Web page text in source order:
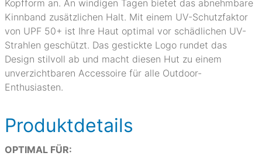
Kopfform an. An windigen Tagen bietet das abnehmbare
Kinnband zusätzlichen Halt. Mit einem UV-Schutzfaktor
von UPF 50+ ist Ihre Haut optimal vor schädlichen UV-
Strahlen geschützt. Das gestickte Logo rundet das
Design stilvoll ab und macht diesen Hut zu einem
unverzichtbaren Accessoire für alle Outdoor-
Enthusiasten.
Produktdetails
OPTIMAL FÜR: